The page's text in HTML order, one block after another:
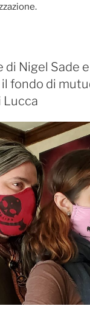
di Nigel Sade
fondo di
Lucca